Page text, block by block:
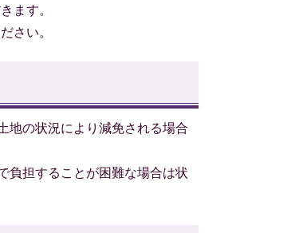
ます。
さい。
地の状況により減免される場合
負担することが困難な場合は状